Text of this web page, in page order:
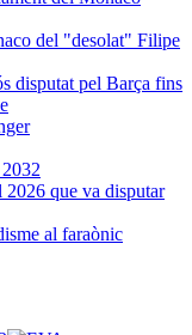
del "desolat" Filipe
al faraònic